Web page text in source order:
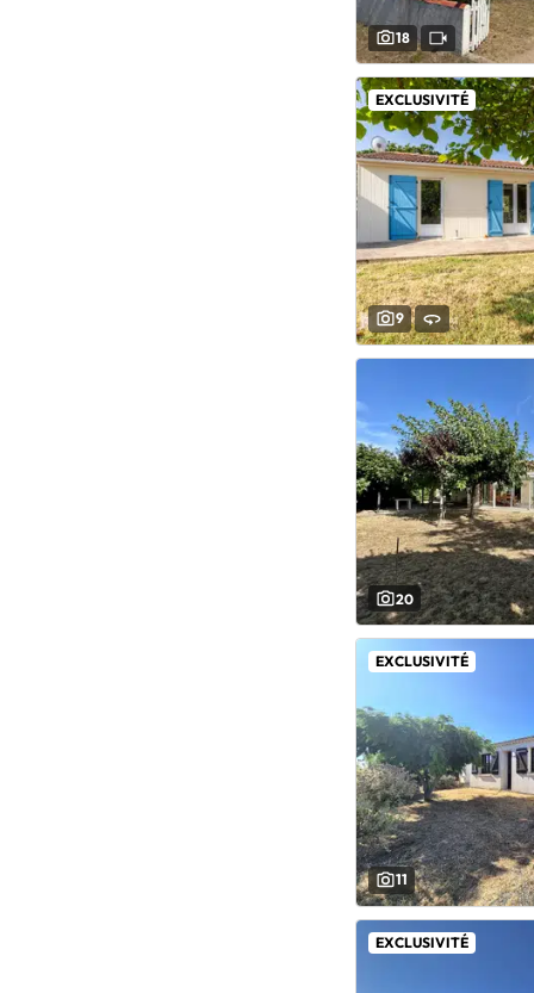
18
EXCLUSIVITÉ
9
20
EXCLUSIVITÉ
11
EXCLUSIVITÉ